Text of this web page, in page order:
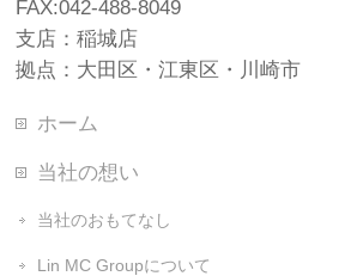
FAX:042-488-8049
支店：稲城店
拠点：大田区・江東区・川崎市
ホーム
当社の想い
当社のおもてなし
Lin MC Groupについて